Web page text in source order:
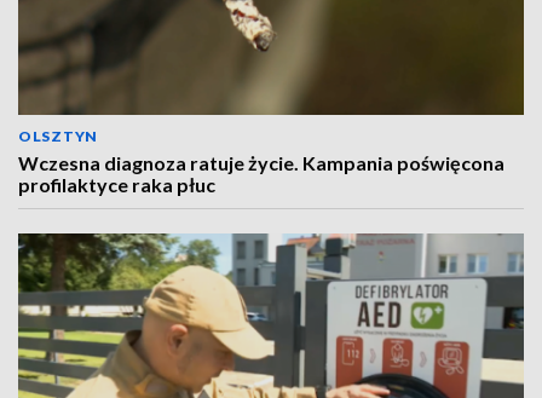
OLSZTYN
Wczesna diagnoza ratuje życie. Kampania poświęcona
profilaktyce raka płuc